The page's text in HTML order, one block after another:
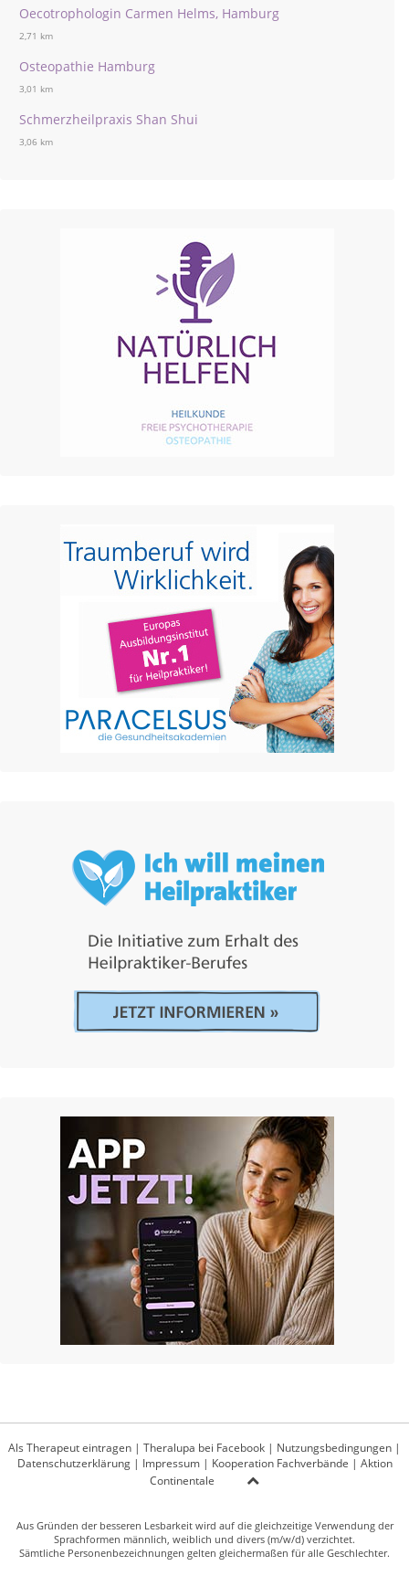
Oecotrophologin Carmen Helms, Hamburg
2,71 km
Osteopathie Hamburg
3,01 km
Schmerzheilpraxis Shan Shui
3,06 km
Als Therapeut eintragen | Theralupa bei Facebook | Nutzungsbedingungen |
Datenschutzerklärung| Impressum| Kooperation Fachverbände | Aktion
Continentale
Aus Gründen der besseren Lesbarkeit wird auf die gleichzeitige Verwendung der
Sprachformen männlich, weiblich und divers (m/w/d) verzichtet.
Sämtliche Personenbezeichnungen gelten gleichermaßen für alle Geschlechter.